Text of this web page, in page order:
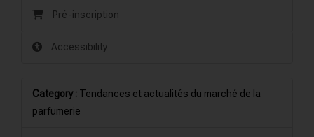
Pré-inscription
Accessibility
Category : Tendances et actualités du marché de la
parfumerie